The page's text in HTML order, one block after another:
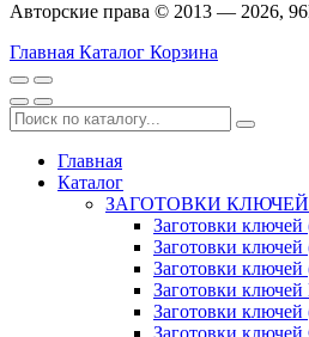
Авторские права © 2013 — 2026,
Главная Каталог Корзина
Главная
Каталог
ЗАГОТОВКИ
Заготовки
Заготовки
Заготовки
Заготовки
Заготовки